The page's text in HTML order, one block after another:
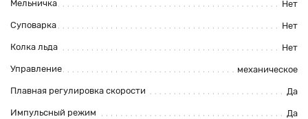
Мельничка Нет
Суповарка Нет
Колка льда Нет
Управление механическое
Плавная регулировка скорости Да
Импульсный режим Да